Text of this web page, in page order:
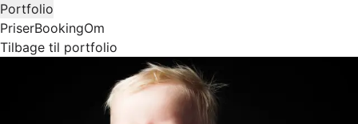
Portfolio
PriserBookingOm
Tilbage til portfolio